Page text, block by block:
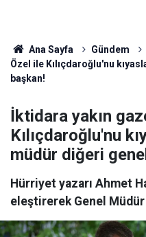
Ana Sayfa Gündem
Özel ile Kılıçdaroğlu'nu
başkan!
İktidara yakın
Kılıçdaroğlu'nu
müdür diğeri
Hürriyet yazarı Ahmet
eleştirerek Genel